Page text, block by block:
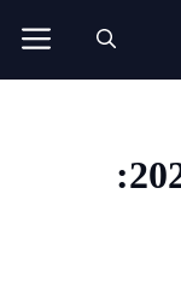
ניכוי מס במקור לשנת 2023: